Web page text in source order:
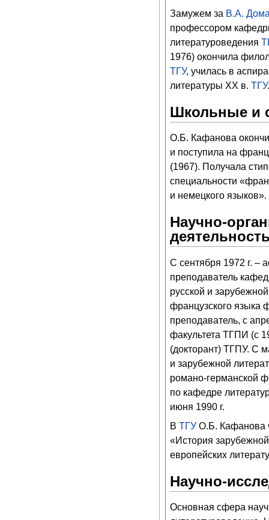
Замужем за В.А.
профессором
литературоведения
1976) окончила
ТГУ, училась в
литературы XX в. ТГУ.
Школьные и
О.Б. Кафанова
и поступила на
(1967). Получала
специальности
и немецкого языков».
Научно-
С сентября 1972 г. –
преподаватель
русской и
французского языка
преподаватель, с
факультета ТГПИ (с
(докторант) ТГПУ. С
и зарубежной
романо-германской
по кафедре
июня 1990 г.
В ТГУО.Б. Кафанова
«История
европейских
Научно-
Основная сфера